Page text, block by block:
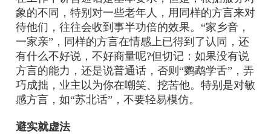
象的不同，特别对一些老年人，用同样的方言来对
待他们，往往会收到事半功倍的效果。“家乡音，
一家亲”，同样的方言在情感上已得到了认同，还
有什么不好说，不好商量呢?但切记：如果没有说
方言的能力，还是说普通话，否则“鹦鹉学舌”，弄
巧成拙，业主以为你在嘲笑、挖苦他。特别是对敏
感方言，如“苏北话”，不要轻易模仿。
避实就虚法